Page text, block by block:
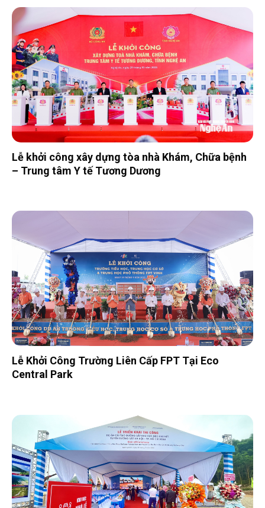
Lễ khởi công xây dựng tòa nhà Khám, Chữa bệnh
– Trung tâm Y tế Tương Dương
Lễ Khởi Công Trường Liên Cấp FPT Tại Eco
Central Park